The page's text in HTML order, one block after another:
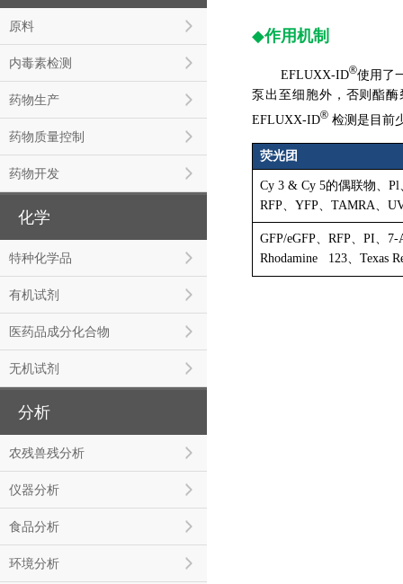
原料
内毒素检测
药物生产
药物质量控制
药物开发
化学
特种化学品
有机试剂
医药品成分化合物
无机试剂
分析
农残兽残分析
仪器分析
食品分析
环境分析
◆作用机制
EFLUXX-ID®使用了
泵出至细胞外，否则酯
EFLUXX-ID® 检测是目前
荧光团
Cy 3 & Cy 5的偶联物、Pl
RFP、YFP、TAMRA、
GFP/eGFP、RFP、PI、
Rhodamine 123、Texas